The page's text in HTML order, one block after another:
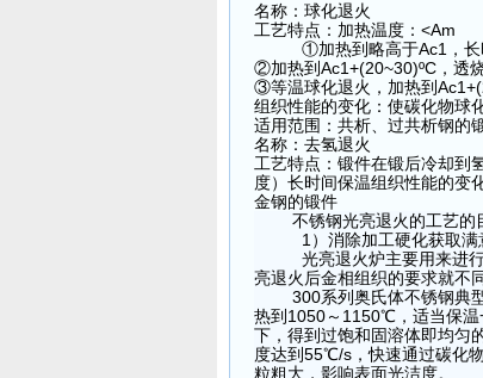
名称：球化退火
工艺特点：加热温度：<Am
①加热到略高于Ac1，
②加热到Ac1+(20~30)ºC，透
③等温球化退火，加热到
组织性能的变化：使碳化物球
适用范围：共析、过共析钢的
名称：去氢退火
工艺特点：锻件在锻后冷却到
度）长时间保温组织性能的变
金钢的锻件
不锈钢光亮退火的工艺的
1）消除加工硬化获取满
光亮退火炉主要用来进
亮退火后金相组织的要求就不
300系列奥氏体不锈钢典
热到1050～1150℃ ，适当保
下，得到过饱和固溶体即均匀
度达到55℃/s ，快速通过碳化
粒粗大，影响表面光洁度。